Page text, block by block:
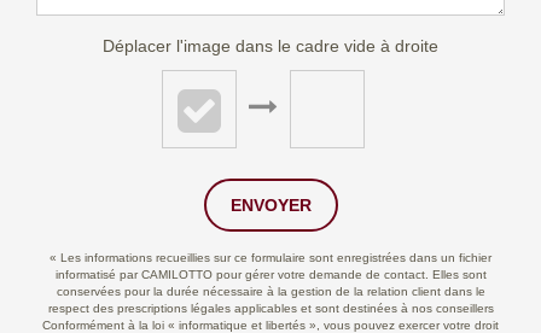
Déplacer l'image dans le cadre vide à droite
ENVOYER
« Les informations recueillies sur ce formulaire sont enregistrées dans un fichier
informatisé par CAMILOTTO pour gérer votre demande de contact. Elles sont
conservées pour la durée nécessaire à la gestion de la relation client dans le
respect des prescriptions légales applicables et sont destinées à nos conseillers
Conformément à la loi « informatique et libertés », vous pouvez exercer votre droit